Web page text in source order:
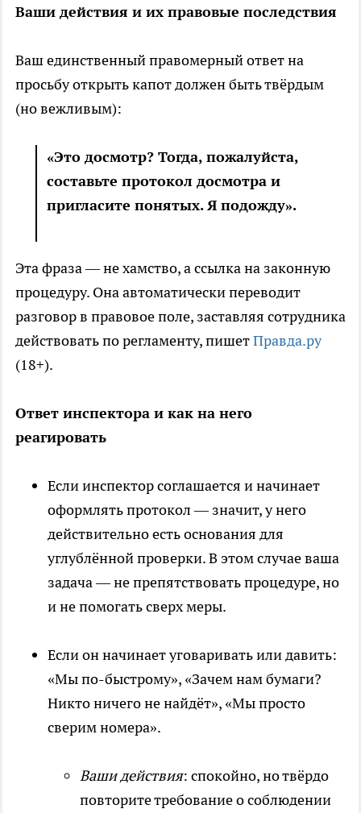
Ваши действия и их правовые последствия
Ваш единственный правомерный ответ на
просьбу открыть капот должен быть твёрдым
(но вежливым):
«Это досмотр? Тогда, пожалуйста,
составьте протокол досмотра и
пригласите понятых. Я подожду».
Эта фраза — не хамство, а ссылка на законную
процедуру. Она автоматически переводит
разговор в правовое поле, заставляя сотрудника
действовать по регламенту, пишетПравда.ру
(18+).
Ответ инспектора и как на него
реагировать
Если инспектор соглашается и начинает
оформлять протокол — значит, у него
действительно есть основания для
углублённой проверки. В этом случае ваша
задача — не препятствовать процедуре, но
и не помогать сверх меры.
Если он начинает уговаривать или давить:
«Мы по-быстрому», «Зачем нам бумаги?
Никто ничего не найдёт», «Мы просто
сверим номера».
Ваши действия: спокойно, но твёрдо
повторите требование о соблюдении